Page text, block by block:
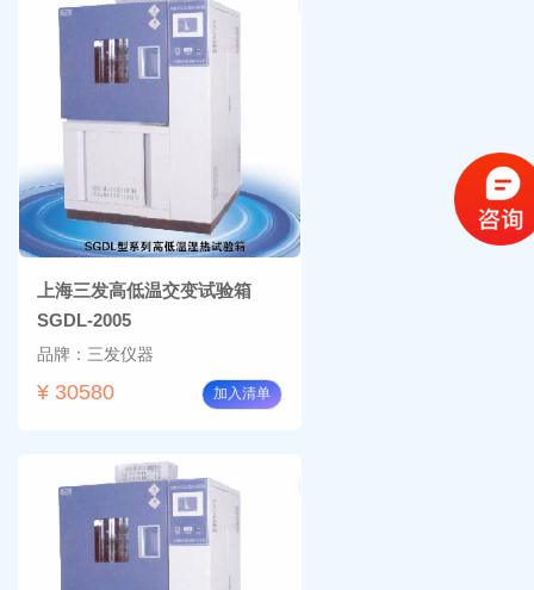
上海三发高低温交变试验箱
SGDL-2005
品牌：三发仪器
¥ 30580 加入清单